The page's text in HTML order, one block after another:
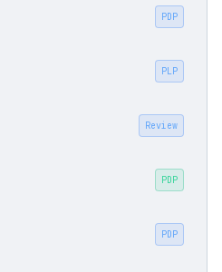
PDP
PLP
Review
PDP
PDP